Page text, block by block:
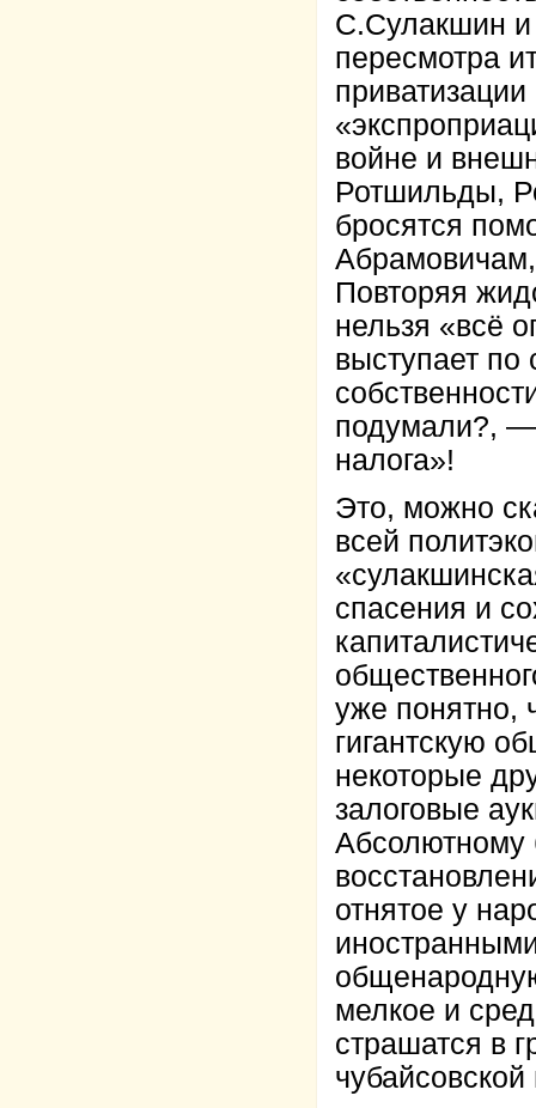
С.Сулакшин и
пересмотра
войне и
Ротшильды,
бросятся
Повторяя
нельзя «всё
выступает по
подумали?, —
налога»!
Это, можно
всей
спасения и
уже понятно,
гигантскую
некоторые
залоговые
Абсолютному
отнятое у
мелкое и
страшатся в